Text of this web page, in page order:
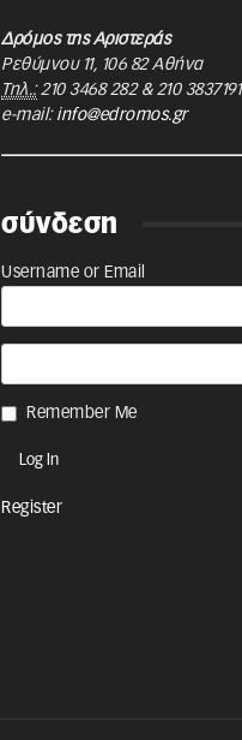
Δρόμος της Αριστεράς
Ρεθύμνου 11, 106 82 Αθήνα
Τηλ.: 210 3468 282& 210 3837191
e-mail: info@edromos.gr
σύνδεση
Username or Email
Remember Me
Register